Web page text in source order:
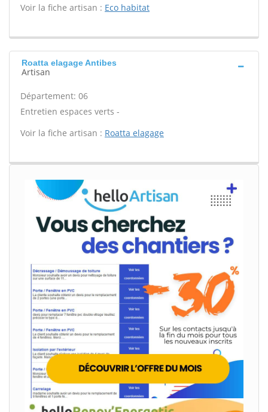
Voir la fiche artisan : Eco habitat
Roatta elagage Antibes
Artisan
Département: 06
Entretien espaces verts -
Voir la fiche artisan : Roatta elagage